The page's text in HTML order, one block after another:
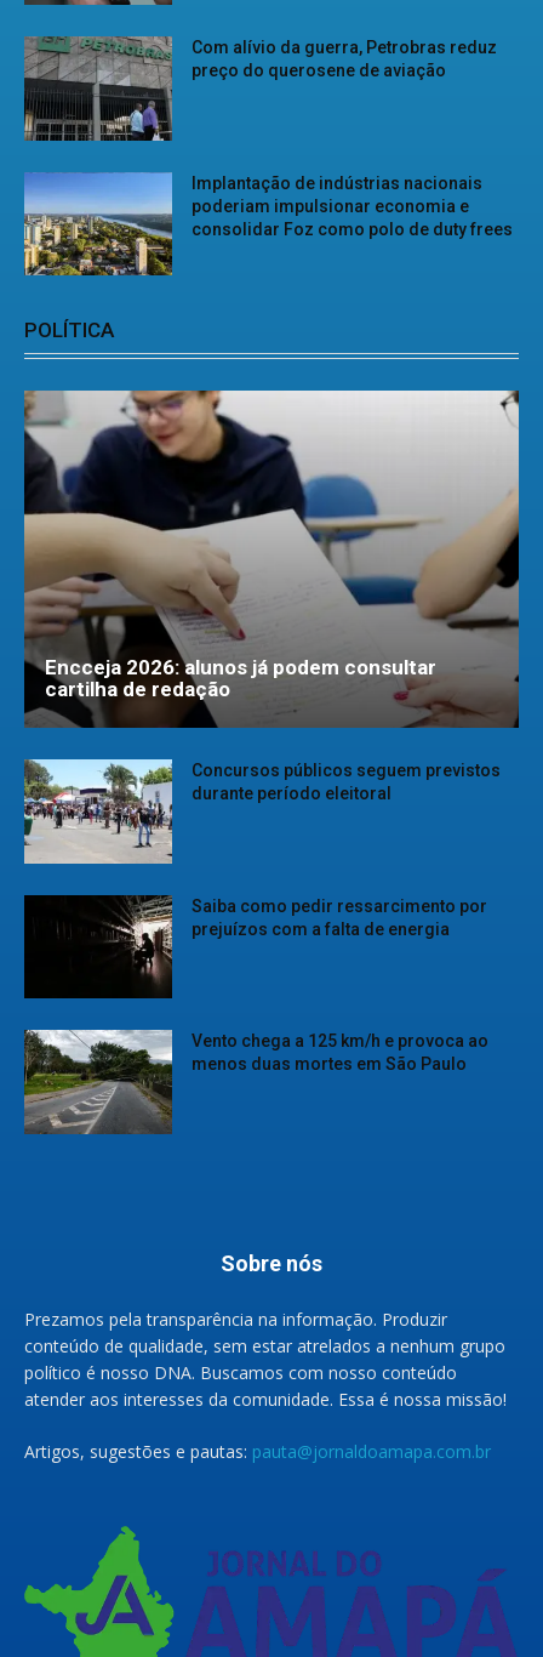
Com alívio da guerra, Petrobras reduz
preço do querosene de aviação
Implantação de indústrias nacionais
poderiam impulsionar economia e
consolidar Foz como polo de duty frees
POLÍTICA
Encceja 2026: alunos já podem consultar
cartilha de redação
Concursos públicos seguem previstos
durante período eleitoral
Saiba como pedir ressarcimento por
prejuízos com a falta de energia
Vento chega a 125 km/h e provoca ao
menos duas mortes em São Paulo
Sobre nós
Prezamos pela transparência na informação. Produzir
conteúdo de qualidade, sem estar atrelados a nenhum grupo
político é nosso DNA. Buscamos com nosso conteúdo
atender aos interesses da comunidade. Essa é nossa missão!
Artigos, sugestões e pautas: pauta@jornaldoamapa.com.br